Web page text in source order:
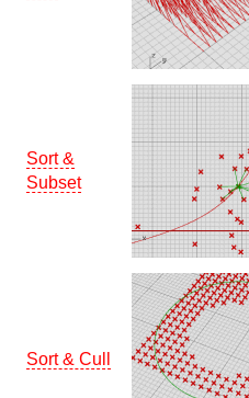
Sort &
Subset
Sort & Cull